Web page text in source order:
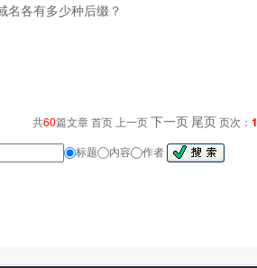
名各有多少种后缀？
共60篇文章 首页 上一页下一页 尾页页次： 1
标题 内容 作者